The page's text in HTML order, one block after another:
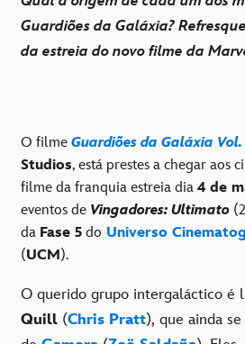
Guardiões da Galáxia?
da estreia do novo filme da
O filme Guardiões da Galáxia Vol.
Studios, está prestes a chegar aos
filme da franquia estreia dia 4 de
eventos de Vingadores: Ultimato
da Fase 5 do Universo
(UCM).
O querido grupo intergaláctico é
Quill (Chris Pratt), que ainda